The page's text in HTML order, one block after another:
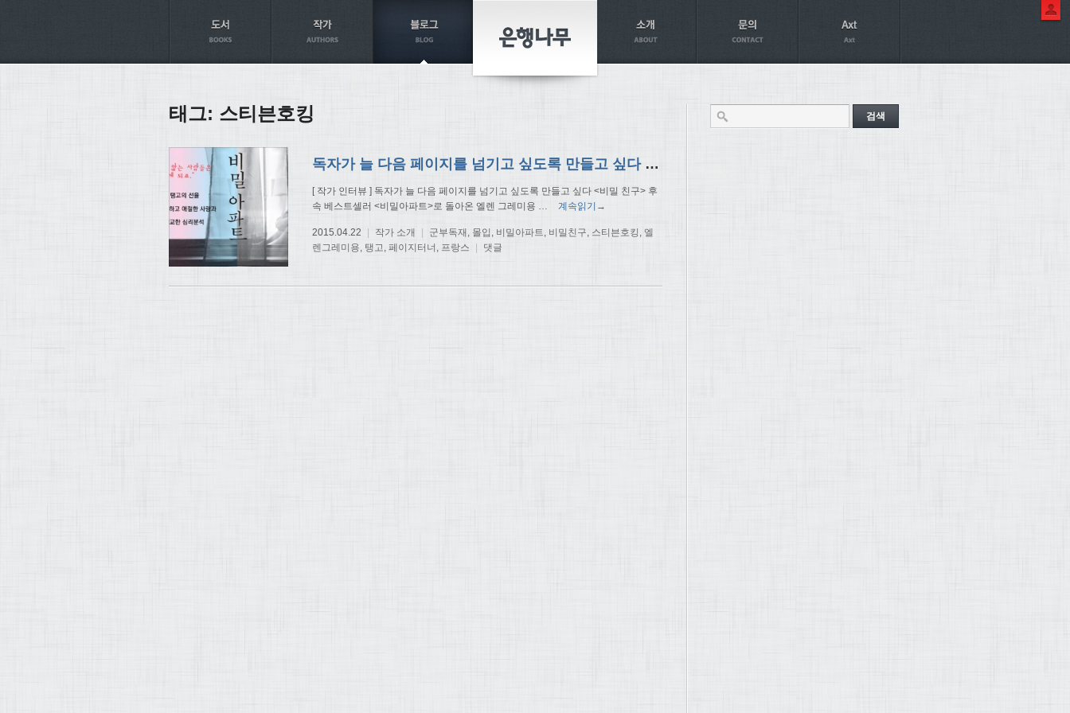
태그: 스티븐호킹
독자가 늘 다음 페이지를 넘기고 싶도록 만들고 싶다 – <비밀 아파트>의 엘렌 그레미용
[ 작가 인터뷰 ] 독자가 늘 다음 페이지를 넘기고 싶도록 만들고 싶다 <비밀 친구> 후
속 베스트셀러 <비밀아파트>로 돌아온 엘렌 그레미용
계속읽기→
2015.04.22 작가 소개 군부독재 , 몰입 , 비밀아파트, 비밀친구, 스티븐호킹 , 엘
렌그레미용, 탱고, 페이지터너 , 프랑스 댓글